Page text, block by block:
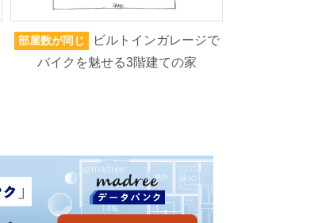
部屋数が同じ
ビルトインガレージで
バイクを魅せる3階建ての家